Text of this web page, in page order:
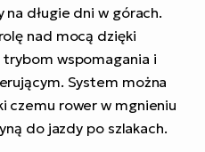
długie dni w górach.
nad mocą dzięki
wspomagania i
System można
czemu rower w mgnieniu
do jazdy po szlakach.